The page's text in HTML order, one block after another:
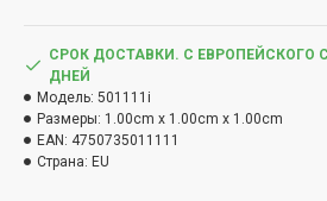
СРОК ДОСТАВКИ. С ЕВРОПЕЙСКОГО
ДНЕЙ
Модель: 501111i
Размеры: 1.00cm x 1.00cm x 1.00cm
EAN: 4750735011111
Страна: EU